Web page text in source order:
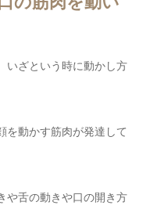
いざという時に動かし方
を動かす筋肉が発達して
や舌の動きや口の開き方